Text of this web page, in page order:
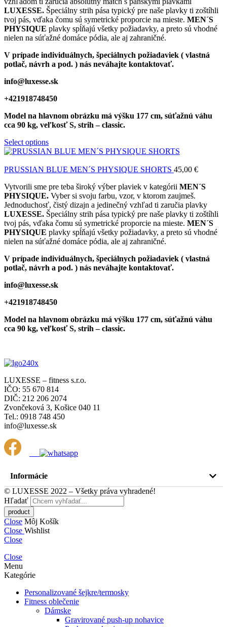
LUXESSE. Špeciálny strih pása typický pre naše plavky ti zoštíhli
tvoj pás, vďaka čomu sú symetrické proporcie na mieste. MEN´S
PHYSIQUE plavky spĺňajú všetky požiadavky, a preto sú vhodné
nielen na súťažné domáce pódia, ale aj zahraničné.
V prípade individuálnych, špeciálnych požiadaviek ( vlastná
potlač, návrh a pod. ) nás neváhajte kontaktovať.
info@luxesse.sk
+421918748450
Model na hlavnom obrázku má výšku 177 cm, súťažnú váhu
cca 90 kg, veľkosť S, strih – classic.
Select options
PRUSSIAN BLUE MEN´S PHYSIQUE SHORTS 45,00 €
Vytvorili sme pre teba široký výber plaviek v kategórii MEN´S
PHYSIQUE. Vyber si svoju farbu, vzor, v ktorom zaujmeš.
Jednoduchosť, čistý dizajn a jedinečný vzhľad ti zaručia plavky
LUXESSE. Špeciálny strih pása typický pre naše plavky ti zoštíhli
tvoj pás, vďaka čomu sú symetrické proporcie na mieste. MEN´S
PHYSIQUE plavky spĺňajú všetky požiadavky, a preto sú vhodné
nielen na súťažné domáce pódia, ale aj zahraničné.
V prípade individuálnych, špeciálnych požiadaviek ( vlastná
potlač, návrh a pod. ) nás neváhajte kontaktovať.
info@luxesse.sk
+421918748450
Model na hlavnom obrázku má výšku 177 cm, súťažnú váhu
cca 90 kg, veľkosť S, strih – classic.
LUXESSE – fitness s.r.o.
IČO: 55 670 814
DIČ: 212 206 2074
Zvončeková 3, Košice 040 11
Tel.: 0918 748 450
info@luxesse.sk
Informácie
© LUXESSE 2022 – Všetky práva vyhradené!
Hľadať
Close Môj Košík
Close Wishlist
Close
Close
Menu
Kategórie
Personalizované šejkre/termosky
Fitness oblečenie
Dámske
Gravirované push-up nohavice